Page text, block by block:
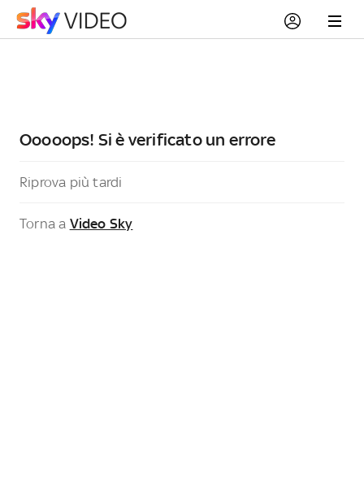
Ooooops! Si è verificato un errore
Riprova più tardi
Torna a Video Sky